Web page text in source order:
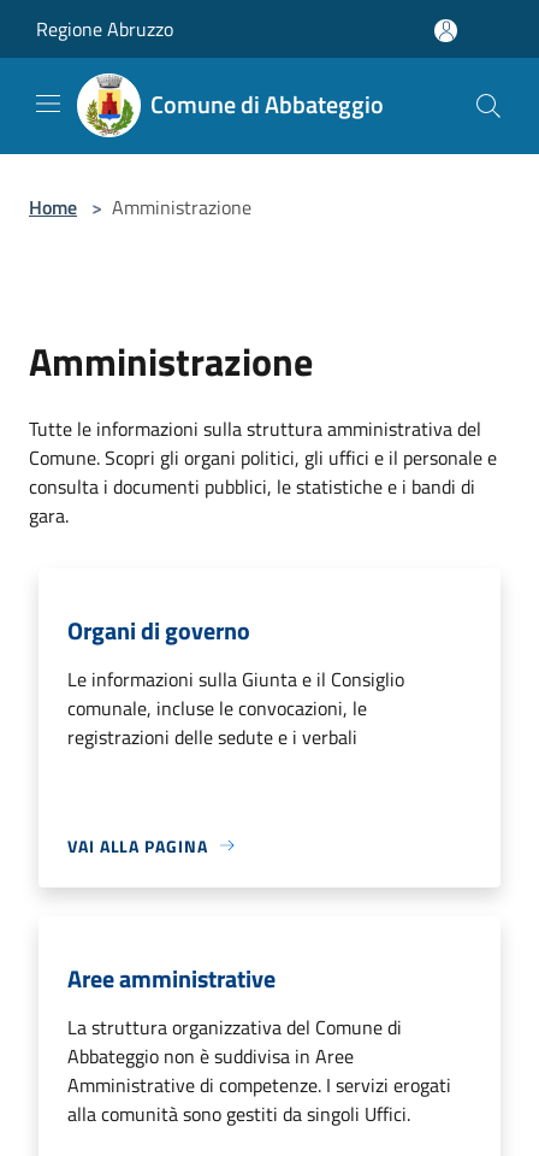
Regione Abruzzo
Comune di Abbateggio
Home > Amministrazione
Amministrazione
Tutte le informazioni sulla struttura amministrativa del
Comune. Scopri gli organi politici, gli uffici e il personale e
consulta i documenti pubblici, le statistiche e i bandi di
gara.
Organi di governo
Le informazioni sulla Giunta e il Consiglio
comunale, incluse le convocazioni, le
registrazioni delle sedute e i verbali
VAI ALLA PAGINA
Aree amministrative
La struttura organizzativa del Comune di
Abbateggio non è suddivisa in Aree
Amministrative di competenze. I servizi erogati
alla comunità sono gestiti da singoli Uffici.